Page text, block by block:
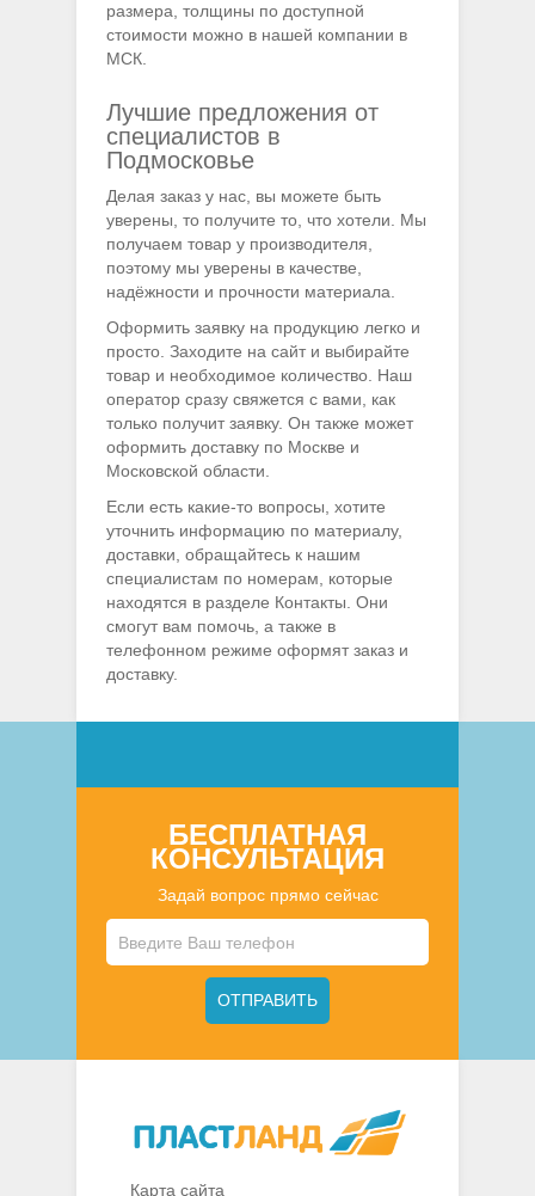
размера, толщины по доступной
стоимости можно в нашей компании в
МСК.
Лучшие предложения от
специалистов в
Подмосковье
Делая заказ у нас, вы можете быть
уверены, то получите то, что хотели. Мы
получаем товар у производителя,
поэтому мы уверены в качестве,
надёжности и прочности материала.
Оформить заявку на продукцию легко и
просто. Заходите на сайт и выбирайте
товар и необходимое количество. Наш
оператор сразу свяжется с вами, как
только получит заявку. Он также может
оформить доставку по Москве и
Московской области.
Если есть какие-то вопросы, хотите
уточнить информацию по материалу,
доставки, обращайтесь к нашим
специалистам по номерам, которые
находятся в разделе Контакты. Они
смогут вам помочь, а также в
телефонном режиме оформят заказ и
доставку.
БЕСПЛАТНАЯ
КОНСУЛЬТАЦИЯ
Задай вопрос прямо сейчас
Карта сайта